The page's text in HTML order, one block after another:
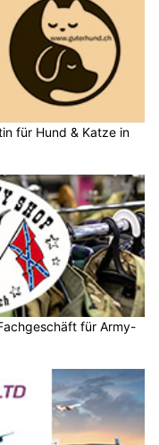
für Hund & Katze in
für Army-